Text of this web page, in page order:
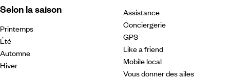
Selon la saison
Printemps
Été
Automne
Hiver
Assistance
Conciergerie
GPS
Like a friend
Mobile local
Vous donner des ailes